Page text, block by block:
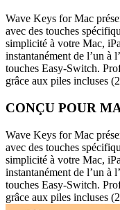
Wave Keys for Mac
avec des touches
simplicité à votre Mac,
instantanément de l’un à
touches Easy-Switch.
grâce aux piles incluses
CONÇU POUR
Wave Keys for Mac
avec des touches
simplicité à votre Mac,
instantanément de l’un à
touches Easy-Switch.
grâce aux piles incluses